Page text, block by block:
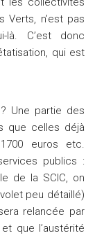
Verts, n’est pas
là. C’est donc
qui est
Une partie des
que celles déjà
euros etc.
publics :
de la SCIC, on
peu détaillé)
relancée par
que l’austérité